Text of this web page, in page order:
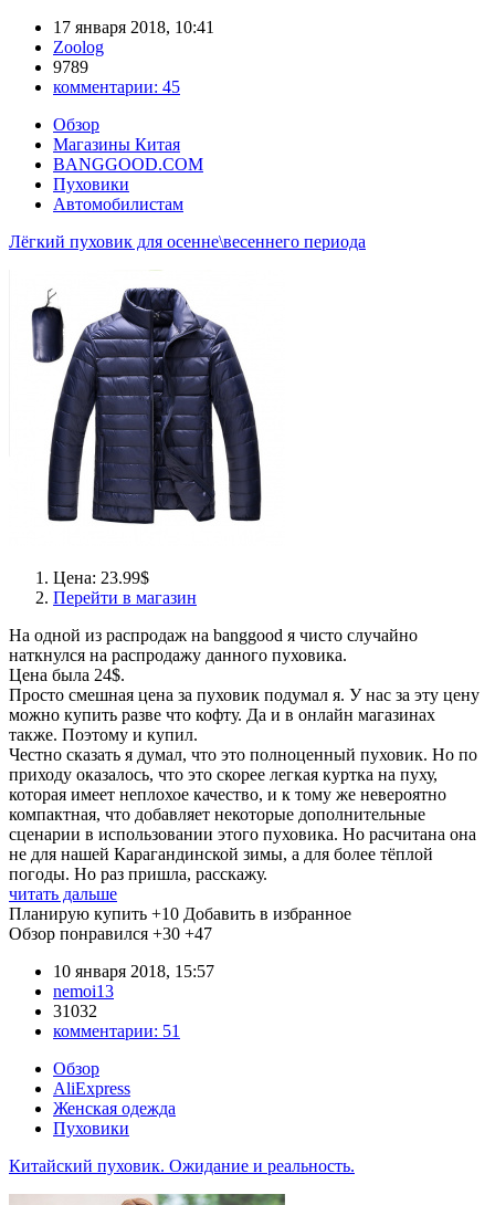
17 января 2018, 10:41
Zoolog
9789
комментарии: 45
Обзор
Магазины Китая
BANGGOOD.COM
Пуховики
Автомобилистам
Лёгкий пуховик для осенне\весеннего периода
Цена: 23.99$
Перейти в магазин
На одной из распродаж на banggood я чисто случайно
наткнулся на распродажу данного пуховика.
Цена была 24$.
Просто смешная цена за пуховик подумал я. У нас за эту цену
можно купить разве что кофту. Да и в онлайн магазинах
также. Поэтому и купил.
Честно сказать я думал, что это полноценный пуховик. Но по
приходу оказалось, что это скорее легкая куртка на пуху,
которая имеет неплохое качество, и к тому же невероятно
компактная, что добавляет некоторые дополнительные
сценарии в использовании этого пуховика. Но расчитана она
не для нашей Карагандинской зимы, а для более тёплой
погоды. Но раз пришла, расскажу.
читать дальше
Планирую купить +10 Добавить в избранное
Обзор понравился +30 +47
10 января 2018, 15:57
nemoi13
31032
комментарии: 51
Обзор
AliExpress
Женская одежда
Пуховики
Китайский пуховик. Ожидание и реальность.